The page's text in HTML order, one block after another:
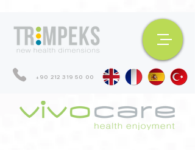
+90 212 319 50 00